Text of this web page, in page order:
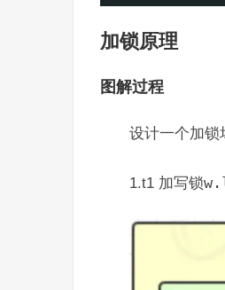
加锁原理
图解过程
设计一个加锁
1.t1 加写锁